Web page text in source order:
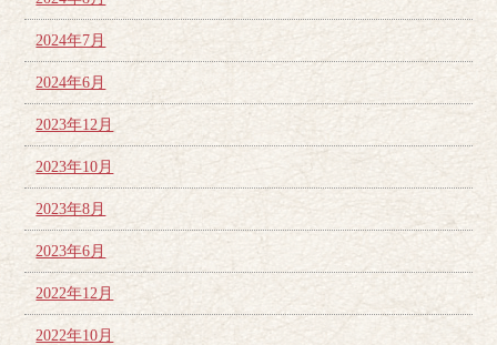
2024年7月
2024年6月
2023年12月
2023年10月
2023年8月
2023年6月
2022年12月
2022年10月